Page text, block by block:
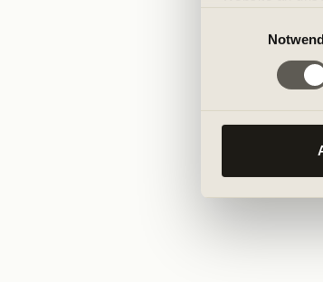
der Dienste